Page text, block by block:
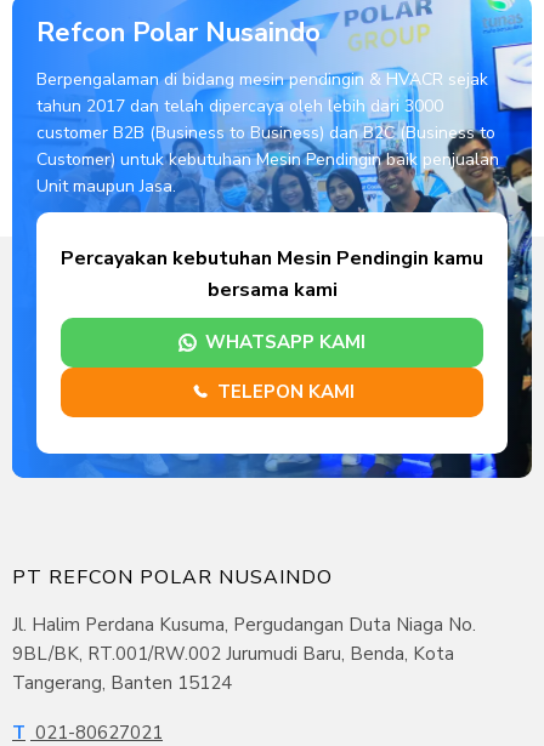
Refcon Polar Nusaindo
Berpengalaman di bidang mesin pendingin & HVACR sejak
tahun 2017 dan telah dipercaya oleh lebih dari 3000
customer B2B (Business to Business) dan B2C (Business to
Customer) untuk kebutuhan Mesin Pendingin baik penjualan
Unit maupun Jasa.
Percayakan kebutuhan Mesin Pendingin kamu
bersama kami
WHATSAPP KAMI
TELEPON KAMI
PT REFCON POLAR NUSAINDO
Jl. Halim Perdana Kusuma, Pergudangan Duta Niaga No.
9BL/BK, RT.001/RW.002 Jurumudi Baru, Benda, Kota
Tangerang, Banten 15124
T 021-80627021